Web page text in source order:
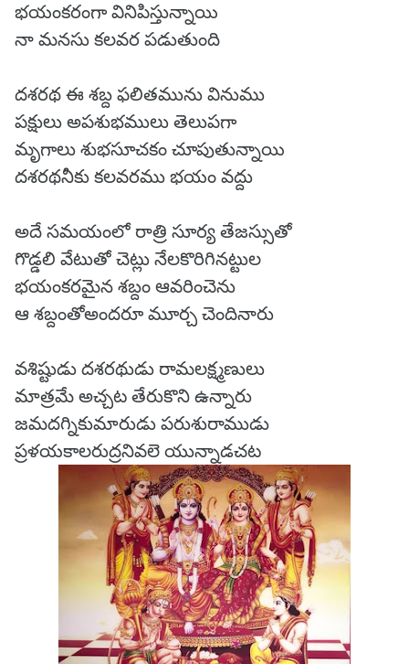
భయంకరంగా వినిపిస్తున్నాయి
నా మనసు కలవర పడుతుంది
దశరథ ఈ శబ్ద ఫలితమును వినుము
పక్షులు అపశుభములు తెలుపగా
మృగాలు శుభసూచకం చూపుతున్నాయి
దశరథనీకు కలవరము భయం వద్దు
అదే సమయంలో రాత్రి సూర్య తేజస్సుతో
గొడ్డలి వేటుతో చెట్లు నేలకొరిగినట్టుల
భయంకరమైన శబ్దం ఆవరించెను
ఆ శబ్దంతోఅందరూ మూర్చ చెందినారు
వశిష్టుడు దశరథుడు రామలక్ష్మణులు
మాత్రమే అచ్చట తేరుకొని ఉన్నారు
జమదగ్నికుమారుడు పరుశురాముడు
ప్రళయకాలరుద్రనివలె యున్నాడచట